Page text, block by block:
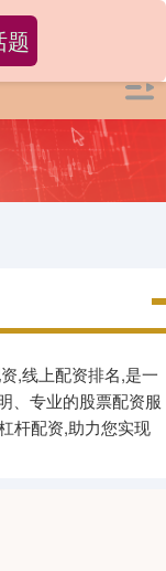
,线上配资排名,是一
、专业的股票配资服
杆配资,助力您实现
题